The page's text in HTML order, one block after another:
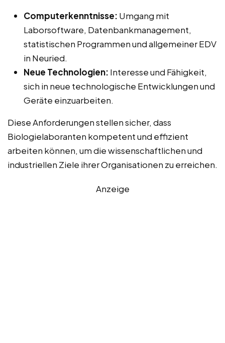
Computerkenntnisse: Umgang mit
Laborsoftware, Datenbankmanagement,
statistischen Programmen und allgemeiner EDV
in Neuried.
Neue Technologien: Interesse und Fähigkeit,
sich in neue technologische Entwicklungen und
Geräte einzuarbeiten.
Diese Anforderungen stellen sicher, dass
Biologielaboranten kompetent und effizient
arbeiten können, um die wissenschaftlichen und
industriellen Ziele ihrer Organisationen zu erreichen.
Anzeige